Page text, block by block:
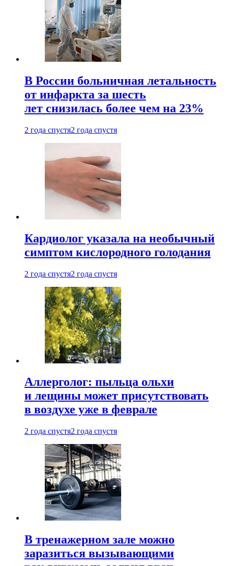
В России больничная летальность
от инфаркта за шесть
лет снизилась более чем на 23%
2 года спустя2 года спустя
Кардиолог указала на необычный
симптом кислородного голодания
2 года спустя2 года спустя
Аллерголог: пыльца ольхи
и лещины может присутствовать
в воздухе уже в феврале
2 года спустя2 года спустя
В тренажерном зале можно
заразиться вызывающими